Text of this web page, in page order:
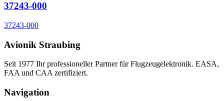
37243-000
37243-000
Avionik Straubing
Seit 1977 Ihr professioneller Partner für Flugzeugelektronik. EASA,
FAA und CAA zertifiziert.
Navigation